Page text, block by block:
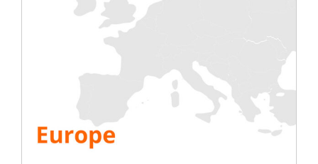
Nasze deflektory dla banków o
niskiej delcie obciążenia T
100/200/300 kW
Wśród naszych akcesoriów oferujemy również
deflektorydo niskich skrzyń ładunkowych Delta T